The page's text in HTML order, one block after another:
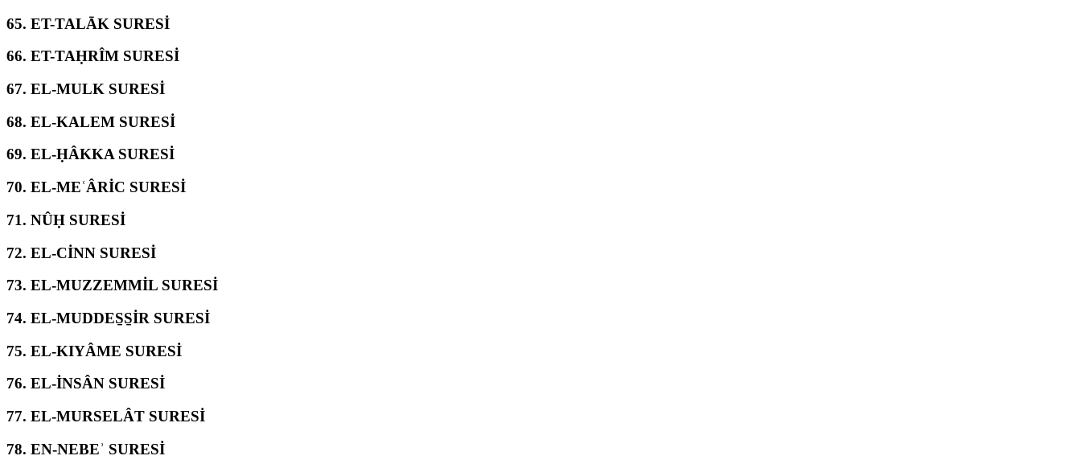
65. ET-TALĀK SURESİ
66. ET-TAḤRÎM SURESİ
67. EL-MULK SURESİ
68. EL-KALEM SURESİ
69. EL-ḤÂKKA SURESİ
70. EL-MEʿÂRİC SURESİ
71. NÛḤ SURESİ
72. EL-CİNN SURESİ
73. EL-MUZZEMMİL SURESİ
74. EL-MUDDES̱S̱İR SURESİ
75. EL-KIYÂME SURESİ
76. EL-İNSÂN SURESİ
77. EL-MURSELÂT SURESİ
78. EN-NEBEʾ SURESİ